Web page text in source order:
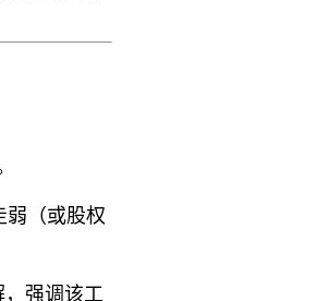
弱（或股权
强调该工